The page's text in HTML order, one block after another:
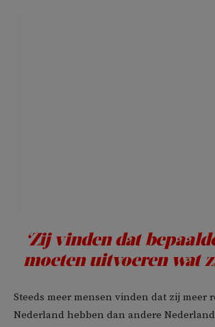
‘Zij vinden dat
moeten uitvoeren wat
Steeds meer mensen vinden dat zij meer
Nederland hebben dan andere